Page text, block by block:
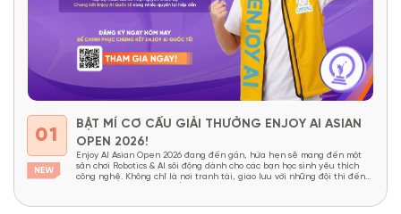
01
BẬT MÍ CƠ CẤU GIẢI THƯỞNG ENJOY AI ASIAN
OPEN 2026!
Enjoy AI Asian Open 2026 đang đến gần, hứa hẹn sẽ mang đến một
sân chơi Robotics & AI sôi động dành cho các bạn học sinh yêu thích
công nghệ. Không chỉ là nơi tranh tài, giao lưu với những đội thi đến